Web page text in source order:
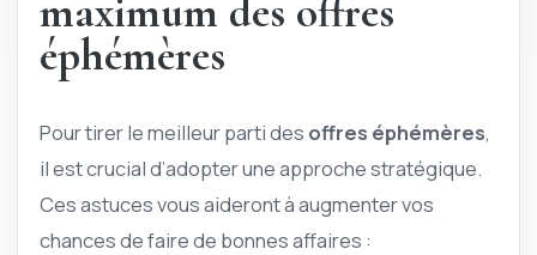
maximum des offres
éphémères
Pour tirer le meilleur parti des offres éphémères,
il est crucial d’adopter une approche stratégique.
Ces astuces vous aideront à augmenter vos
chances de faire de bonnes affaires :